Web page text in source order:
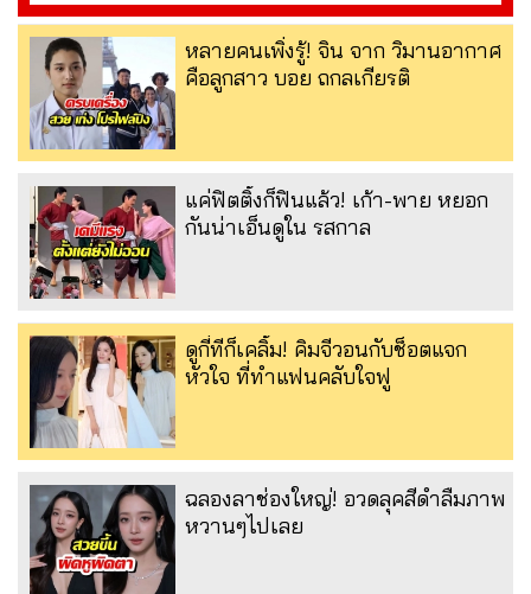
หลายคนเพิ่งรู้! จิน จาก วิมานอากาศ
คือลูกสาว บอย ถกลเกียรติ
แค่ฟิตติ้งก็ฟินแล้ว! เก้า-พาย หยอก
กันน่าเอ็นดูใน รสกาล
ดูกี่ทีก็เคลิ้ม! คิมจีวอนกับช็อตแจก
หัวใจ ที่ทำแฟนคลับใจฟู
ฉลองลาช่องใหญ่! อวดลุคสีดำลืมภาพ
หวานๆไปเลย